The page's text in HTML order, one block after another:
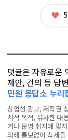
댓글은 자유로운
제안, 건의 등 답
민원 응답소 누리
상업성 광고, 저작권
치적 목적, 유사한 내
거나 운영 취지에 맞
의해 통보없이 삭제될